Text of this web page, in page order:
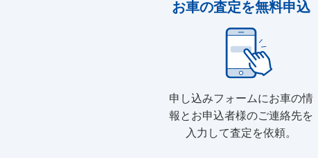
お車の査定を無料申込
申し込みフォームにお車の情
報とお申込者様のご連絡先を
入力して査定を依頼。